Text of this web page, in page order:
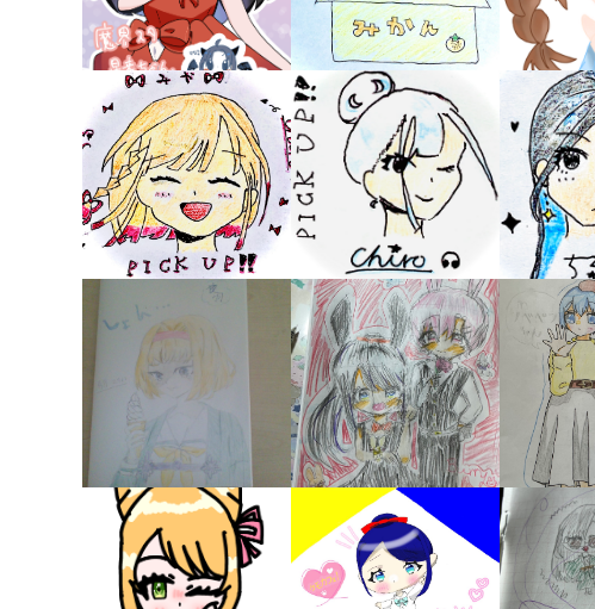
Loading...
オフィシャルアカ
SNSでシェアす
い
い
え
容
に
エ
ラ
ー
が
あ
る
の
で、
も
う
一
度
確
認
し
て
み
て
ね